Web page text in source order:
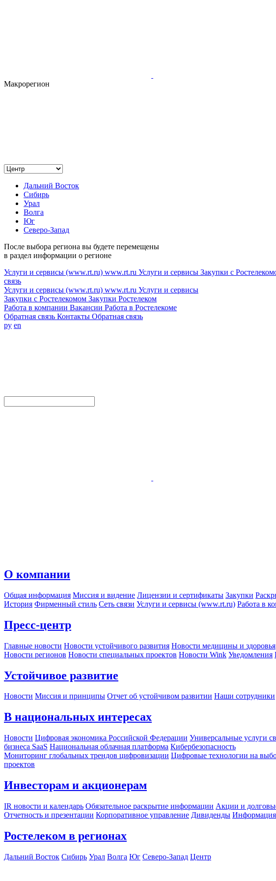
Макрорегион
Дальний Восток
Сибирь
Урал
Волга
Юг
Северо-Запад
После выбора региона вы будете перемещены
в раздел информации о регионе
Услуги и сервисы (www.rt.ru) www.rt.ru Услуги и сервисы Закупки с
связь
Услуги и сервисы (www.rt.ru) www.rt.ru Услуги и сервисы
Закупки с Ростелекомом Закупки Ростелеком
Работа в компании Вакансии Работа в Ростелекоме
Обратная связь Контакты Обратная связь
ру en
О компании
Общая информация Миссия и видение Лицензии и сертификаты Закупки
История Фирменный стиль Сеть связи Услуги и сервисы (www.rt.ru) Работа в
Пресс-центр
Главные новости Новости устойчивого развития Новости медицины и здоровья
Новости регионов Новости специальных проектов Новости Wink Уведомления
Устойчивое развитие
Новости Миссия и принципы Отчет об устойчивом развитии Наши сотрудники
В национальных интересах
Новости Цифровая экономика Российской Федерации Универсальные услуги
бизнеса SaaS Национальная облачная платформа Кибербезопасность
Мониторинг глобальных трендов цифровизации Цифровые технологии на
проектов
Инвесторам и акционерам
IR новости и календарь Обязательное раскрытие информации Акции и
Отчетность и презентации Корпоративное управление Дивиденды Информация
Ростелеком в регионах
Дальний Восток Сибирь Урал Волга Юг Северо-Запад Центр